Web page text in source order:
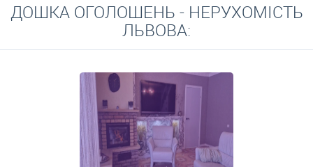
ДОШКА ОГОЛОШЕНЬ - НЕРУХОМІСТЬ
ЛЬВОВА: